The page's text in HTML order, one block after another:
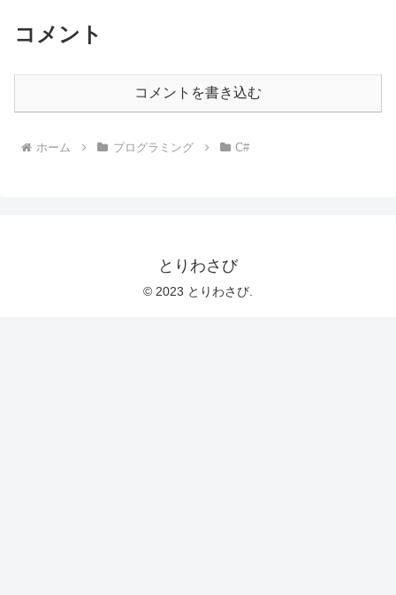
コメント
コメントを書き込む
ホーム プログラミング C#
とりわさび
© 2023 とりわさび.